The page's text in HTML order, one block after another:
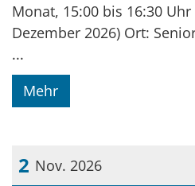
Monat, 15:00 bis 16:30
Dezember 2026) Ort:
...
Mehr
2 Nov. 2026